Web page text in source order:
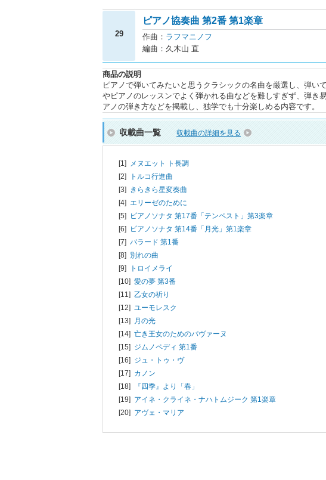
29
ピアノ協奏曲 第2番 第1楽章
作曲： ラフマニノフ
編曲：久木山 直
商品の説明
ピアノで弾いてみたいと思うクラシックの名曲を厳選し、弾
やピアノのレッスンでよく弾かれる曲などを難しすぎず、弾
アノの弾き方などを掲載し、独学でも十分楽しめる内容です。
収載曲一覧 収載曲の詳細を見る
[1] メヌエット ト長調
[2]
トルコ行進曲
[3] きらきら星変奏曲
[4] エリーゼのために
[5] ピアノソナタ 第17番「テンペスト」第3楽章
[6] ピアノソナタ 第14番「月光」第1楽章
[7] バラード 第1番
[8] 別れの曲
[9]
トロイメライ
[10] 愛の夢 第3番
[11] 乙女の祈り
[12] ユーモレスク
[13] 月の光
[14] 亡き王女のためのパヴァーヌ
[15] ジムノペディ 第1番
[16] ジュ・トゥ・ヴ
[17] カノン
[18]
『四季』より「春」
[19] アイネ・クライネ・ナハトムジーク 第1楽章
[20] アヴェ・マリア